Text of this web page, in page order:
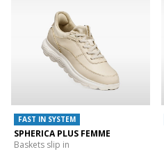
FAST IN SYSTEM
SPHERICA PLUS FEMME
Baskets slip in